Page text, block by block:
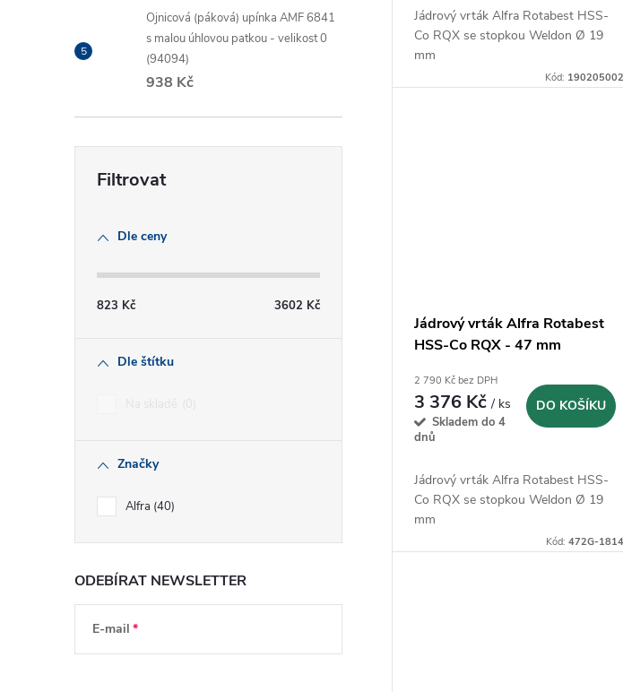
Ojnicová (páková) upínka AMF 6841
s malou úhlovou patkou - velikost 0
(94094)
938 Kč
Dle ceny
823 Kč 3602 Kč
Dle štítku
Značky
Alfra 40
ODEBÍRAT NEWSLETTER
E-mail
k
Jádrový vrták Alfra Rotabest HSS-
Co RQX se stopkou Weldon Ø 19
mm
Kód:
Jádrový vrták Alfra Rotabest
HSS-Co RQX - 47 mm
2 790 Kč bez DPH
3 376 Kč/ ks
Skladem do 4
dnů
DO KOŠÍKU
Jádrový vrták Alfra Rotabest HSS-
Co RQX se stopkou Weldon Ø 19
mm
Kód:472G-